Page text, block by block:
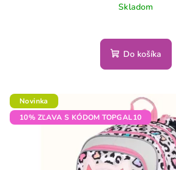
Skladom
hodnotenie
produktu
5
hviezdičiek.
Do košíka
Novinka
10% ZĽAVA S KÓDOM TOPGAL10